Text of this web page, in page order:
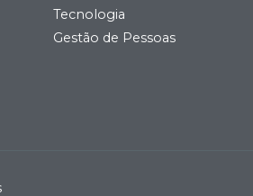
Tecnologia
Gestão de Pessoas